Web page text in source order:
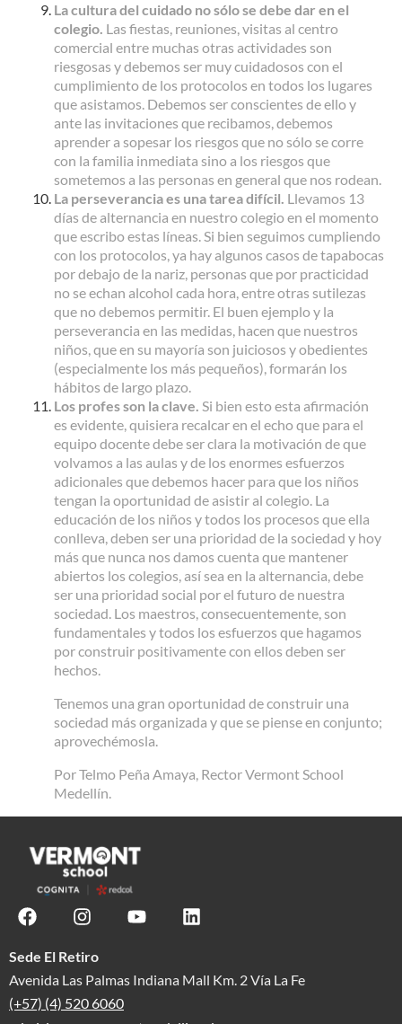
La cultura del cuidado no sólo se debe dar en el
colegio. Las fiestas, reuniones, visitas al centro
comercial entre muchas otras actividades son
riesgosas y debemos ser muy cuidadosos con el
cumplimiento de los protocolos en todos los lugares
que asistamos. Debemos ser conscientes de ello y
ante las invitaciones que recibamos, debemos
aprender a sopesar los riesgos que no sólo se corre
con la familia inmediata sino a los riesgos que
sometemos a las personas en general que nos rodean.
La perseverancia es una tarea difícil. Llevamos 13
días de alternancia en nuestro colegio en el momento
que escribo estas líneas. Si bien seguimos cumpliendo
con los protocolos, ya hay algunos casos de tapabocas
por debajo de la nariz, personas que por practicidad
no se echan alcohol cada hora, entre otras sutilezas
que no debemos permitir. El buen ejemplo y la
perseverancia en las medidas, hacen que nuestros
niños, que en su mayoría son juiciosos y obedientes
(especialmente los más pequeños), formarán los
hábitos de largo plazo.
Los profes son la clave. Si bien esto esta afirmación
es evidente, quisiera recalcar en el echo que para el
equipo docente debe ser clara la motivación de que
volvamos a las aulas y de los enormes esfuerzos
adicionales que debemos hacer para que los niños
tengan la oportunidad de asistir al colegio. La
educación de los niños y todos los procesos que ella
conlleva, deben ser una prioridad de la sociedad y hoy
más que nunca nos damos cuenta que mantener
abiertos los colegios, así sea en la alternancia, debe
ser una prioridad social por el futuro de nuestra
sociedad. Los maestros, consecuentemente, son
fundamentales y todos los esfuerzos que hagamos
por construir positivamente con ellos deben ser
hechos.
Tenemos una gran oportunidad de construir una
sociedad más organizada y que se piense en conjunto;
aprovechémosla.
Por Telmo Peña Amaya, Rector Vermont School
Medellín.
Sede El Retiro
Avenida Las Palmas Indiana Mall Km. 2 Vía La Fe
(+57) (4) 520 6060